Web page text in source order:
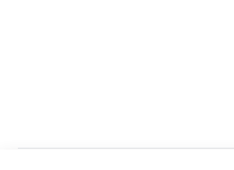
เกี่ยวข้าวแบรนด์จีน